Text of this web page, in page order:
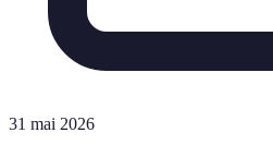
31 mai 2026